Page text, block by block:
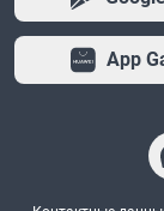
App